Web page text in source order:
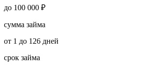
до 100 000 ₽
сумма займа
от 1 до 126 дней
срок займа